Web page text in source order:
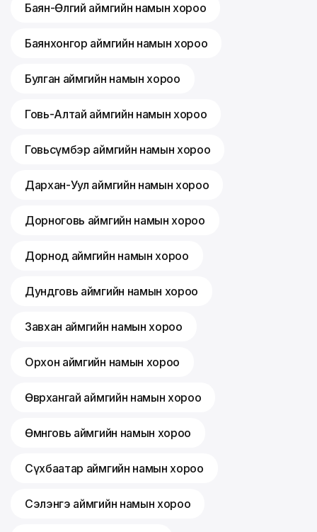
Баян-Өлгий аймгийн намын хороо
Баянхонгор аймгийн намын хороо
Булган аймгийн намын хороо
Говь-Алтай аймгийн намын хороо
Говьсүмбэр аймгийн намын хороо
Дархан-Уул аймгийн намын хороо
Дорноговь аймгийн намын хороо
Дорнод аймгийн намын хороо
Дундговь аймгийн намын хороо
Завхан аймгийн намын хороо
Орхон аймгийн намын хороо
Өвөрхангай аймгийн намын хороо
Өмнөговь аймгийн намын хороо
Сүхбаатар аймгийн намын хороо
Сэлэнгэ аймгийн намын хороо